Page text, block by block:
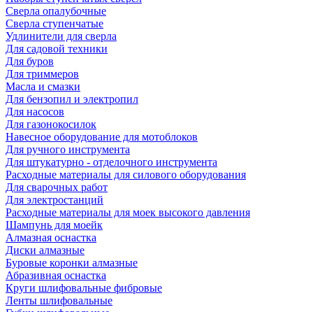
Сверла опалубочные
Сверла ступенчатые
Удлинители для сверла
Для садовой техники
Для буров
Для триммеров
Масла и смазки
Для бензопил и электропил
Для насосов
Для газонокосилок
Навесное оборудование для мотоблоков
Для ручного инструмента
Для штукатурно - отделочного инструмента
Расходные материалы для силового оборудования
Для сварочных работ
Для электростанций
Расходные материалы для моек высокого давления
Шампунь для моейк
Алмазная оснастка
Диски алмазные
Буровые коронки алмазные
Абразивная оснастка
Круги шлифовальные фибровые
Ленты шлифовальные